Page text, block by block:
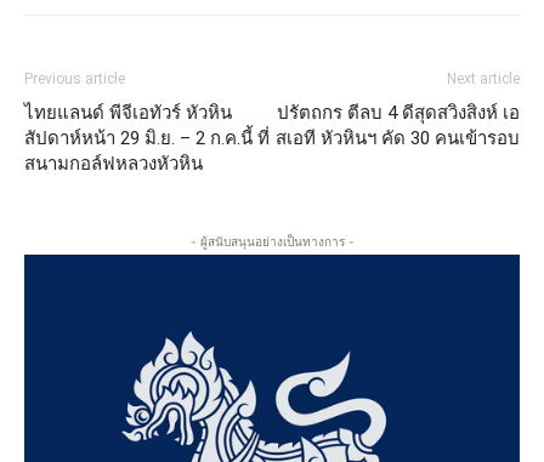
Previous article
ไทยแลนด์ พีจีเอทัวร์ หัวหิน
สัปดาห์หน้า 29 มิ.ย. – 2 ก.ค.นี้ ที่
สนามกอล์ฟหลวงหัวหิน
Next article
ปรัตถกร ตีลบ 4 ดีสุดสวิงสิงห์ เอ
สเอที หัวหินฯ คัด 30 คนเข้ารอบ
- ผู้สนับสนุนอย่างเป็นทางการ -